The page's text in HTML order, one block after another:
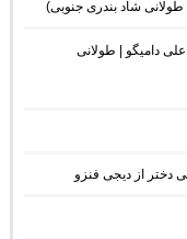
از دیجی رهام و علی دامیگو | طولانی
دختر از دیجی فنزو